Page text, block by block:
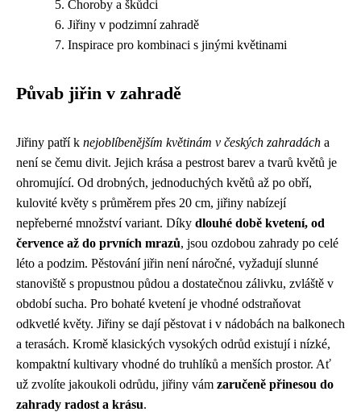
Choroby a škůdci
Jiřiny v podzimní zahradě
Inspirace pro kombinaci s jinými květinami
Půvab jiřin v zahradě
Jiřiny patří k nejoblíbenějším květinám v českých zahradách a
není se čemu divit. Jejich krása a pestrost barev a tvarů květů je
ohromující. Od drobných, jednoduchých květů až po obří,
kulovité květy s průměrem přes 20 cm, jiřiny nabízejí
nepřeberné množství variant. Díky dlouhé době kvetení, od
července až do prvních mrazů, jsou ozdobou zahrady po celé
léto a podzim. Pěstování jiřin není náročné, vyžadují slunné
stanoviště s propustnou půdou a dostatečnou zálivku, zvláště v
období sucha. Pro bohaté kvetení je vhodné odstraňovat
odkvetlé květy. Jiřiny se dají pěstovat i v nádobách na balkonech
a terasách. Kromě klasických vysokých odrůd existují i nízké,
kompaktní kultivary vhodné do truhlíků a menších prostor. Ať
už zvolíte jakoukoli odrůdu, jiřiny vám zaručeně přinesou do
zahrady radost a krásu.